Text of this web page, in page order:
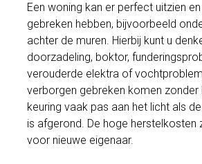
Een woning kan er perfect uitzien
gebreken hebben, bijvoorbeeld
achter de muren. Hierbij kunt u
doorzadeling, boktor,
verouderde elektra of
verborgen gebreken komen
keuring vaak pas aan het licht als
is afgerond. De hoge herstelkosten
voor nieuwe eigenaar.